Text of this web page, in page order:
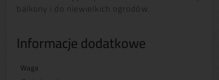
balkony i do niewielkich ogrodów.
Informacje dodatkowe
Waga